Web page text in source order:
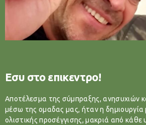
Εσυ στο επικεντρο!
Αποτέλεσμα της σύμπραξης, ανησυχιών
μέσω της ομαδας μας, ήταν η δημιουργία
ολιστικής προσέγγισης, μακριά από κάθε